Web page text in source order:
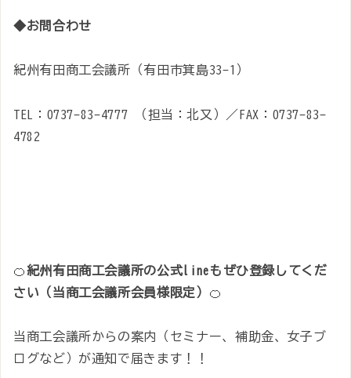
◆お問合わせ
紀州有田商工会議所（有田市箕島33-1）
TEL：0737-83-4777 （担当：北又）／FAX：0737-83-
4782
🍊紀州有田商工会議所の公式lineもぜひ登録してくだ
さい（当商工会議所会員様限定） 🍊
当商工会議所からの案内（セミナー、補助金、女子ブ
ログなど）が通知で届きます！！